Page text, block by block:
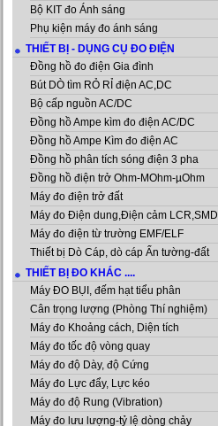
Bộ KIT đo Ánh sáng
Phụ kiện máy đo ánh sáng
THIẾT BỊ - DỤNG CỤ ĐO ĐIỆN
Đồng hồ đo điện Gia đình
Bút DÒ tìm RỎ RỈ điện AC,DC
Bộ cấp nguồn AC/DC
Đồng hồ Ampe kìm đo điện AC/DC
Đồng hồ Ampe Kìm đo điện AC
Đồng hồ phân tích sóng điện 3 pha
Đồng hồ điện trở Ohm-MOhm-µOhm
Máy đo điện trở đất
Máy đo Điện dung,Điện cảm LCR,SMD
Máy đo điện từ trường EMF/ELF
Thiết bị Dò Cáp, dò cáp Ẩn tường-đất
THIẾT BỊ ĐO KHÁC ....
Máy ĐO BỤI, đếm hạt tiểu phân
Cân trọng lượng (Phòng Thí nghiệm)
Máy đo Khoảng cách, Diện tích
Máy đo tốc độ vòng quay
Máy đo độ Dày, độ Cứng
Máy đo Lực đẩy, Lực kéo
Máy đo độ Rung (Vibration)
Máy đo lưu lượng-tỷ lệ dòng chảy